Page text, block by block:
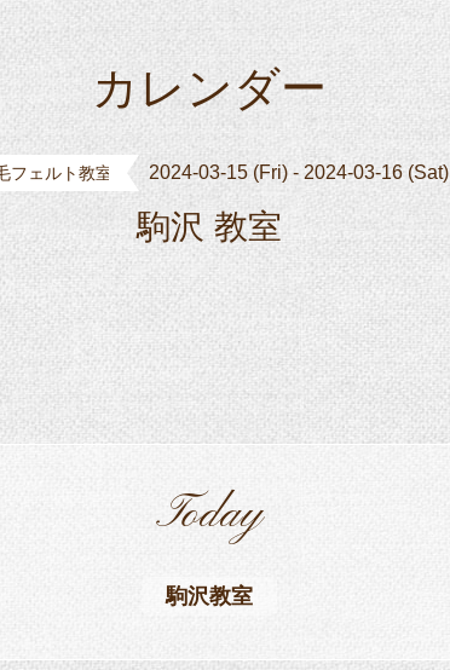
カレンダー
フェルト教室 2024-03-15 (Fri) - 2024-03-16 (Sat)
駒沢 教室
Today
駒沢教室